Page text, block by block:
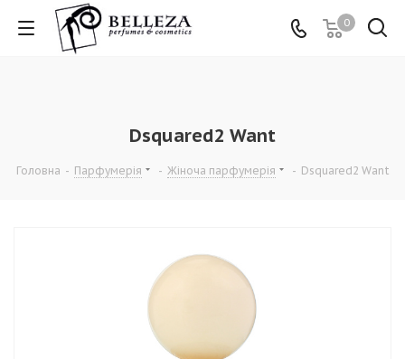
0
Dsquared2 Want
Головна - Парфумерія - Жіноча парфумерія - Dsquared2 Want